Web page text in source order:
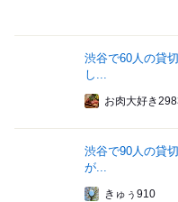
渋谷で60人の貸
し...
お肉大好き
渋谷で90人の貸
が...
きゅぅ910